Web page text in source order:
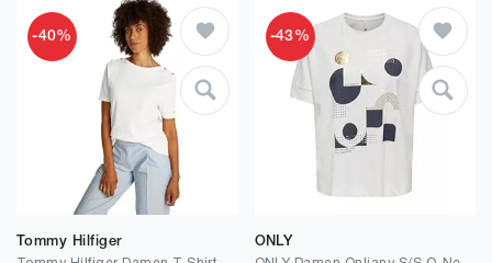
-40%
Tommy Hilfiger
-43%
ONLY